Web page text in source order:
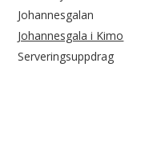
Johannesgalan
Johannesgala i Kimo
Serveringsuppdrag